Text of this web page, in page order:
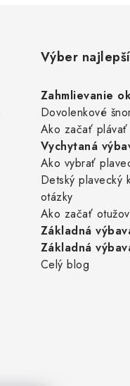
Výber
Zahmlievanie
Dovolenkové
Ako začať plávať
Vychytaná
Ako vybrať
Detský plavecký
otázky
Ako začať
Základná
Základná
Celý blog